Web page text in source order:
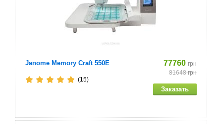
Дискообразная отвертка
Колпачок катушки (большой)
Колпачок катушки (средний)
Janome Memory Craft 550E 77760 грн
81648грн
(15)